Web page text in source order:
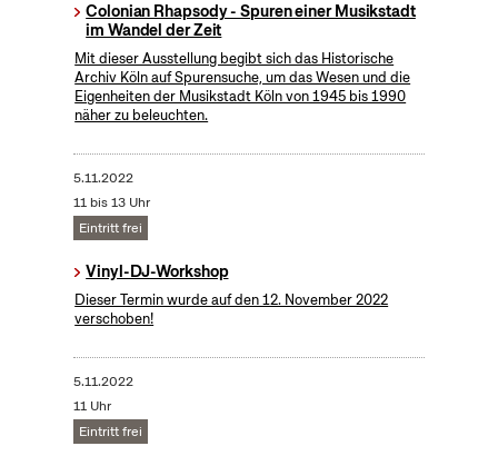
Colonian Rhapsody - Spuren einer Musikstadt
im Wandel der Zeit
Mit dieser Ausstellung begibt sich das Historische
Archiv Köln auf Spurensuche, um das Wesen und die
Eigenheiten der Musikstadt Köln von 1945 bis 1990
näher zu beleuchten.
5.11.2022
11 bis 13 Uhr
Eintritt frei
Vinyl-DJ-Workshop
Dieser Termin wurde auf den 12. November 2022
verschoben!
5.11.2022
11 Uhr
Eintritt frei